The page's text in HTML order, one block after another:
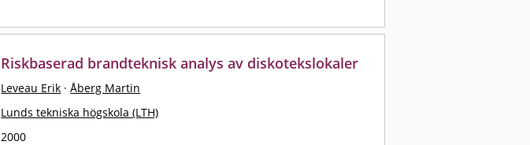
Riskbaserad brandteknisk analys av diskotekslokaler
Leveau Erik · Åberg Martin
Lunds tekniska högskola (LTH)
2000